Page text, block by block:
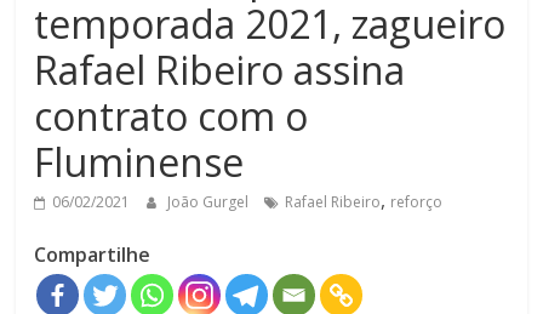
temporada 2021, zagueiro
Rafael Ribeiro assina
contrato com o
Fluminense
06/02/2021 João Gurgel Rafael Ribeiro, reforço
Compartilhe